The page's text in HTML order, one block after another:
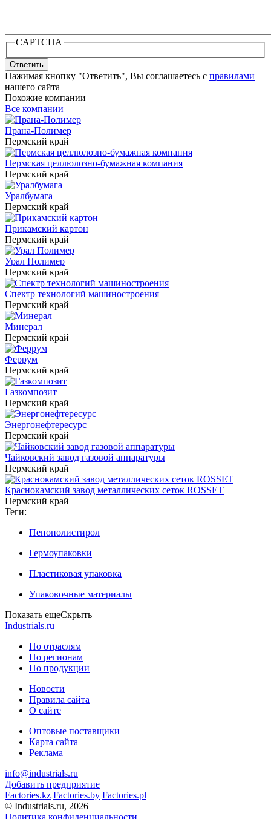
CAPTCHA
Ответить
Нажимая кнопку "Ответить", Вы соглашаетесь с правилами
нашего сайта
Похожие компании
Все компании
Прана-Полимер
Пермский край
Пермская целлюлозно-бумажная компания
Пермский край
Уралбумага
Пермский край
Прикамский картон
Пермский край
Урал Полимер
Пермский край
Спектр технологий машиностроения
Пермский край
Минерал
Пермский край
Феррум
Пермский край
Газкомпозит
Пермский край
Энергонефтересурс
Пермский край
Чайковский завод газовой аппаратуры
Пермский край
Краснокамский завод металлических сеток ROSSET
Пермский край
Теги:
Пенополистирол
Гермоупаковки
Пластиковая упаковка
Упаковочные материалы
Показать ещеСкрыть
Industrials.ru
По отраслям
По регионам
По продукции
Новости
Правила сайта
О сайте
Оптовые поставщики
Карта сайта
Реклама
info@industrials.ru
Добавить предприятие
Factories.kz Factories.by Factories.pl
© Industrials.ru, 2026